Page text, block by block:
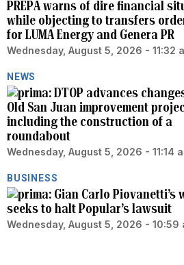
PREPA warns of dire financial
while objecting to transfers
for LUMA Energy and Genera PR
Wednesday, August 5, 2026 - 11:32
NEWS
DTOP advances
Old San Juan improvement
including the construction of a
roundabout
Wednesday, August 5, 2026 - 11:14
BUSINESS
Gian Carlo Piovanetti’s
seeks to halt Popular’s lawsuit
Wednesday, August 5, 2026 - 10:59